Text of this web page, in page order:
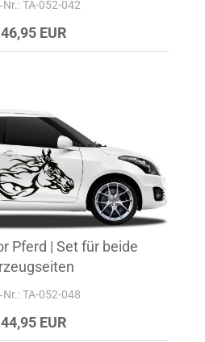
TA-052-042
EUR
Pferd | Set für beide
TA-052-048
EUR